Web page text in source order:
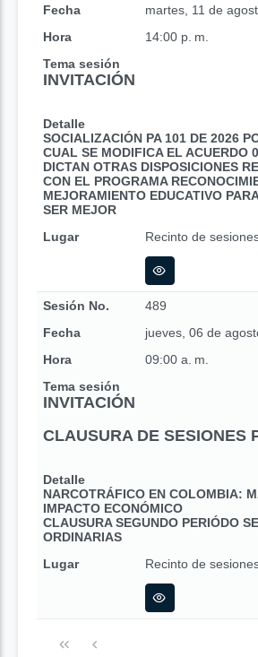
Fecha
martes, 11 de
Hora
14:00 p. m.
Tema sesión
INVITACIÓN
Detalle
SOCIALIZACIÓN PA 101 DE 2026
CUAL SE MODIFICA EL ACUERDO
DICTAN OTRAS DISPOSICIONES
CON EL PROGRAMA
MEJORAMIENTO EDUCATIVO
SER MEJOR
Lugar
Recinto de
Sesión No.
489
Fecha
jueves, 06 de
Hora
09:00 a. m.
Tema sesión
INVITACIÓN
CLAUSURA DE SESIONES
Detalle
NARCOTRÁFICO EN COLOMBIA:
IMPACTO ECONÓMICO
CLAUSURA SEGUNDO PERIÓDO
ORDINARIAS
Lugar
Recinto de